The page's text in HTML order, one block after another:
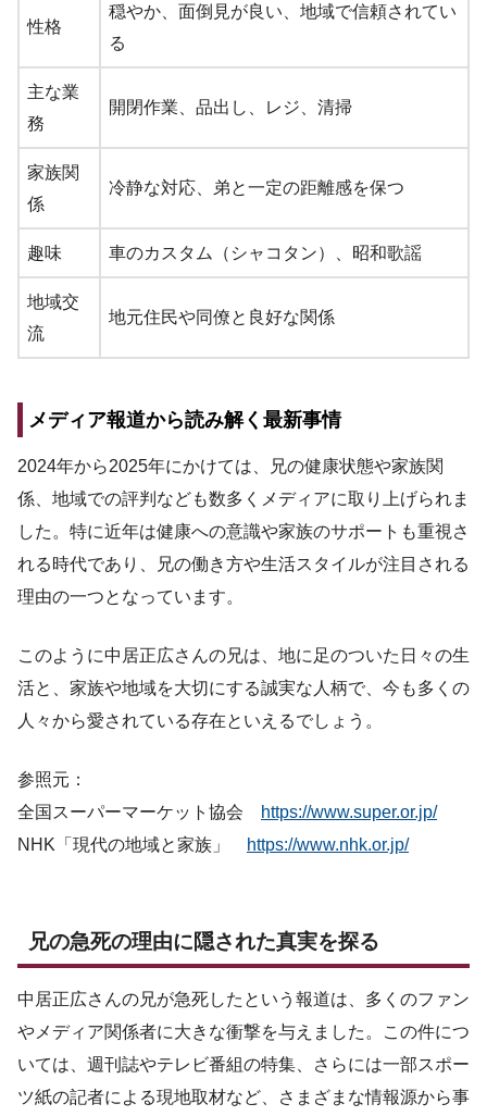
性格
穏やか、面倒見が良い、地域で信頼されてい
る
主な業
務
開閉作業、品出し、レジ、清掃
家族関
係
冷静な対応、弟と一定の距離感を保つ
趣味 車のカスタム（シャコタン）、昭和歌謡
地域交
流
地元住民や同僚と良好な関係
メディア報道から読み解く最新事情
2024年から2025年にかけては、兄の健康状態や家族関
係、地域での評判なども数多くメディアに取り上げられま
した。特に近年は健康への意識や家族のサポートも重視さ
れる時代であり、兄の働き方や生活スタイルが注目される
理由の一つとなっています。
このように中居正広さんの兄は、地に足のついた日々の生
活と、家族や地域を大切にする誠実な人柄で、今も多くの
人々から愛されている存在といえるでしょう。
参照元：
全国スーパーマーケット協会
https://www.super.or.jp/
NHK「現代の地域と家族」
https://www.nhk.or.jp/
兄の急死の理由に隠された真実を探る
中居正広さんの兄が急死したという報道は、多くのファン
やメディア関係者に大きな衝撃を与えました。この件につ
いては、週刊誌やテレビ番組の特集、さらには一部スポー
ツ紙の記者による現地取材など、さまざまな情報源から事